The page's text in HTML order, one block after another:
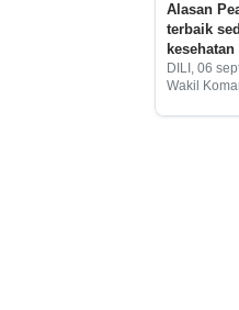
Alasan
terbaik
DILI, 06
Wakil